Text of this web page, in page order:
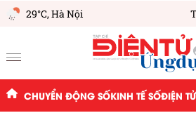
29°C,Hà Nội
CHUYỂN ĐỘNG SỐKINH TẾ SỐĐIỆN